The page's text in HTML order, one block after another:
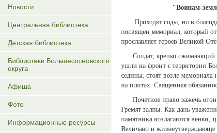
Новости
Центральная библиотека
Детская библиотека
Библиотеки Большесосновского
округа
Афиша
Фото
Информационные ресурсы
"Воинам-
Проходят годы, но в
посвящен мемориал, который
прославляет героев Великой
Солдат, крепко сжимающий в
ушли на фронт с территории
седины, стоят возле мемориала
на плитах. Священная
Почетное право зажечь
Гремят залпы. Как дань
памятника возлагаются
Величаво и жизнеутверждающе